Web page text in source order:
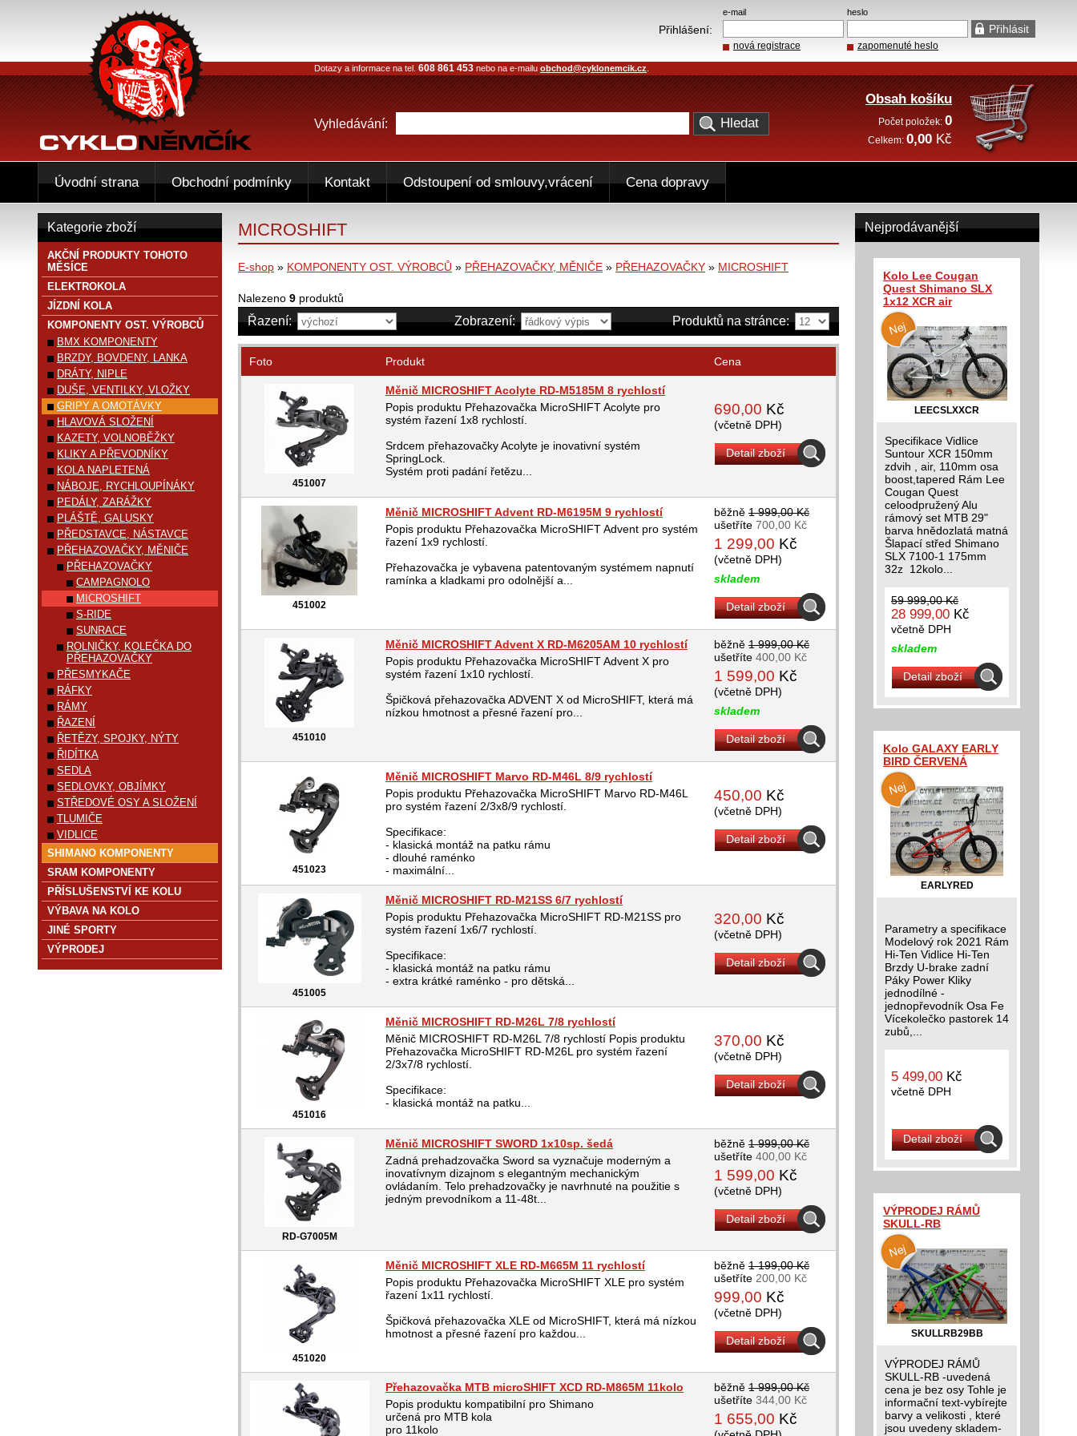
MICROSHIFT
E-shop » KOMPONENTY OST. VÝROBCŮ » PŘEHAZOVAČKY, MĚNIČE » PŘEHAZOVAČKY » MICROSHIFT
Nalezeno 9 produktů
Řazení: Zobrazení: Produktů na stránce:
Foto Produkt Cena
451007
Měnič MICROSHIFT Acolyte RD-M5185M 8 rychlostí
Popis produktu Přehazovačka MicroSHIFT Acolyte pro
systém řazení 1x8 rychlostí.
Srdcem přehazovačky Acolyte je inovativní systém
SpringLock.
Systém proti padání řetězu...
690,00 Kč
(včetně DPH)
Detail zboží
451002
Měnič MICROSHIFT Advent RD-M6195M 9 rychlostí
Popis produktu Přehazovačka MicroSHIFT Advent pro systém
řazení 1x9 rychlostí.
Přehazovačka je vybavena patentovaným systémem napnutí
ramínka a kladkami pro odolnější a...
běžně 1 999,00 Kč
ušetříte 700,00 Kč
1 299,00 Kč
(včetně DPH)
skladem
Detail zboží
451010
Měnič MICROSHIFT Advent X RD-M6205AM 10 rychlostí
Popis produktu Přehazovačka MicroSHIFT Advent X pro
systém řazení 1x10 rychlostí.
Špičková přehazovačka ADVENT X od MicroSHIFT, která má
nízkou hmotnost a přesné řazení pro...
běžně 1 999,00 Kč
ušetříte 400,00 Kč
1 599,00 Kč
(včetně DPH)
skladem
Detail zboží
451023
Měnič MICROSHIFT Marvo RD-M46L 8/9 rychlostí
Popis produktu Přehazovačka MicroSHIFT Marvo RD-M46L
pro systém řazení 2/3x8/9 rychlostí.
Specifikace:
- klasická montáž na patku rámu
- dlouhé raménko
- maximální...
450,00 Kč
(včetně DPH)
Detail zboží
451005
Měnič MICROSHIFT RD-M21SS 6/7 rychlostí
Popis produktu Přehazovačka MicroSHIFT RD-M21SS pro
systém řazení 1x6/7 rychlostí.
Specifikace:
- klasická montáž na patku rámu
- extra krátké raménko - pro dětská...
320,00 Kč
(včetně DPH)
Detail zboží
451016
Měnič MICROSHIFT RD-M26L 7/8 rychlostí
Měnič MICROSHIFT RD-M26L 7/8 rychlostí Popis produktu
Přehazovačka MicroSHIFT RD-M26L pro systém řazení
2/3x7/8 rychlostí.
Specifikace:
- klasická montáž na patku...
370,00 Kč
(včetně DPH)
Detail zboží
RD-G7005M
Měnič MICROSHIFT SWORD 1x10sp. šedá
Zadná prehadzovačka Sword sa vyznačuje moderným a
inovatívnym dizajnom s elegantným mechanickým
ovládaním. Telo prehadzovačky je navrhnuté na použitie s
jedným prevodníkom a 11-48t...
běžně 1 999,00 Kč
ušetříte 400,00 Kč
1 599,00 Kč
(včetně DPH)
Detail zboží
451020
Měnič MICROSHIFT XLE RD-M665M 11 rychlostí
Popis produktu Přehazovačka MicroSHIFT XLE pro systém
řazení 1x11 rychlostí.
Špičková přehazovačka XLE od MicroSHIFT, která má nízkou
hmotnost a přesné řazení pro každou...
běžně 1 199,00 Kč
ušetříte 200,00 Kč
999,00 Kč
(včetně DPH)
Detail zboží
Přehazovačka MTB microSHIFT XCD RD-M865M 11kolo
Popis produktu kompatibilní pro Shimano
určená pro MTB kola
pro 11kolo
běžně 1 999,00 Kč
ušetříte 344,00 Kč
1 655,00 Kč
Nejprodávanější
Kolo Lee Cougan
Quest Shimano SLX
1x12 XCR air
LEECSLXXCR
Specifikace Vidlice
Suntour XCR 150mm
zdvih , air, 110mm osa
boost,tapered Rám Lee
Cougan Quest
celoodpružený Alu
rámový set MTB 29"
barva hnědozlatá matná
Šlapací střed Shimano
SLX 7100-1 175mm
32z 12kolo...
59 999,00 Kč
28 999,00 Kč
včetně DPH
skladem
Detail zboží
Kolo GALAXY EARLY
BIRD ČERVENÁ
EARLYRED
Parametry a specifikace
Modelový rok 2021 Rám
Hi-Ten Vidlice Hi-Ten
Brzdy U-brake zadní
Páky Power Kliky
jednodílné -
jednopřevodník Osa Fe
Vícekolečko pastorek 14
zubů,...
5 499,00 Kč
včetně DPH
Detail zboží
VÝPRODEJ RÁMŮ
SKULL-RB
SKULLRB29BB
VÝPRODEJ RÁMŮ
SKULL-RB -uvedená
cena je bez osy Tohle je
informační text-vybírejte
barvy a velikosti , které
jsou uvedeny skladem-
Kategorie zboží
AKČNÍ PRODUKTY TOHOTO
MĚSÍCE
ELEKTROKOLA
JÍZDNÍ KOLA
KOMPONENTY OST. VÝROBCŮ
BMX KOMPONENTY
BRZDY, BOVDENY, LANKA
DRÁTY, NIPLE
DUŠE, VENTILKY, VLOŽKY
GRIPY A OMOTÁVKY
HLAVOVÁ SLOŽENÍ
KAZETY, VOLNOBĚŽKY
KLIKY A PŘEVODNÍKY
KOLA NAPLETENÁ
NÁBOJE, RYCHLOUPÍNÁKY
PEDÁLY, ZARÁŽKY
PLÁŠTĚ, GALUSKY
PŘEDSTAVCE, NÁSTAVCE
PŘEHAZOVAČKY, MĚNIČE
PŘEHAZOVAČKY
CAMPAGNOLO
MICROSHIFT
S-RIDE
SUNRACE
ROLNIČKY, KOLEČKA DO
PŘEHAZOVAČKY
PŘESMYKAČE
RÁFKY
RÁMY
ŘAZENÍ
ŘETĚZY, SPOJKY, NÝTY
ŘIDÍTKA
SEDLA
SEDLOVKY, OBJÍMKY
STŘEDOVÉ OSY A SLOŽENÍ
TLUMIČE
VIDLICE
SHIMANO KOMPONENTY
SRAM KOMPONENTY
PŘÍSLUŠENSTVÍ KE KOLU
VÝBAVA NA KOLO
JINÉ SPORTY
VÝPRODEJ
e-mail heslo
Přihlášení:
nová registrace zapomenuté heslo
Dotazy a informace na tel. 608 861 453 nebo na e-mailu obchod@cyklonemcik.cz
Vyhledávání:
Obsah košíku
Počet položek:0
Celkem: 0,00 Kč
Úvodní strana Obchodní podmínky Kontakt Odstoupení od smlouvy,vrácení Cena dopravy